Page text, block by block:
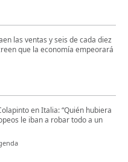
las ventas y seis de cada diez
que la economía empeorará
en Italia: “Quién hubiera
le iban a robar todo a un